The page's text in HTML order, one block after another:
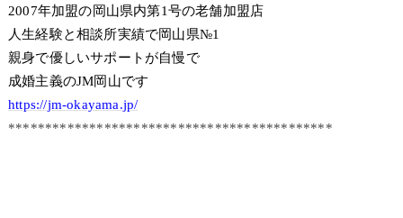
2007年加盟の岡山県内第1号の老舗加盟店
人生経験と相談所実績で岡山県№1
親身で優しいサポートが自慢で
成婚主義のJM岡山です
https://jm-okayama.jp/
********************************************